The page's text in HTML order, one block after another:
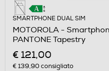
SMARTPHONE DUAL SIM
MOTOROLA -
PANTONE Tapestry
€ 121,00
€ 139,90consigliato